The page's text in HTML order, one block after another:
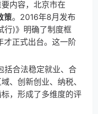
内容，北京市在
策。2016年8月发布
行)》明确了制度框
才正式出台。这一阶
括合法稳定就业、合
、创新创业、纳税、
，形成了多维度的评